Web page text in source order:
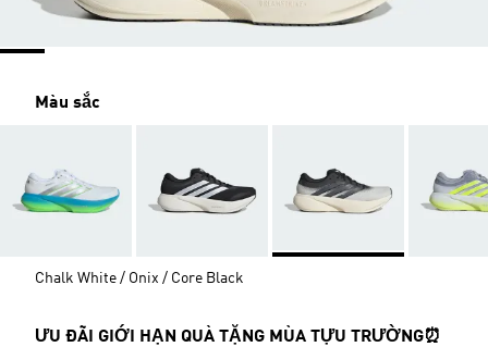
Màu sắc
Chalk White / Onix / Core Black
ƯU ĐÃI GIỚI HẠN QUÀ TẶNG MÙA TỰU TRƯỜNG⏰